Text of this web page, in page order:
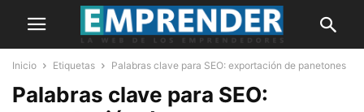
Inicio Etiquetas Palabras clave para SEO: exportación de panetones
Palabras clave para SEO: